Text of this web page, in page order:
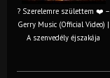
? Szerelemre születtem ❤️ –
Gerry Music (Official Video) |
A szenvedély éjszakája